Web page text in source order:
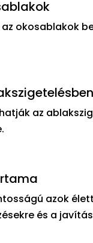
okosablakok
az
azok
és a